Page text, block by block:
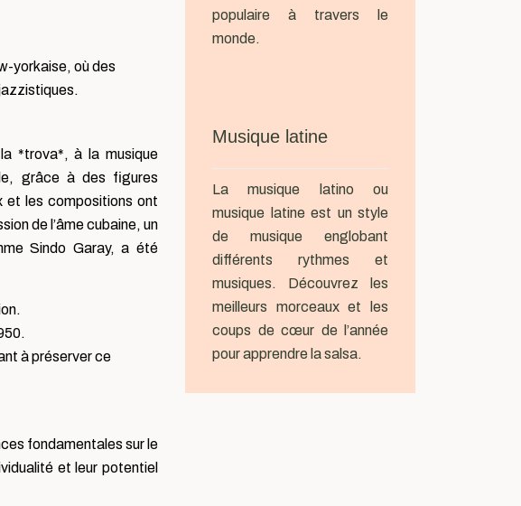
yorkaise, où des
*trova*, à la musique
grâce à des figures
et les compositions ont
de l’âme cubaine, un
Sindo Garay, a été
à préserver ce
fondamentales sur le
et leur potentiel
populaire à travers le
monde.
Musique latine
La musique latino ou
musique latine est un style
de musique englobant
différents rythmes et
musiques. Découvrez les
meilleurs morceaux et les
coups de cœur de l’année
pour apprendre la salsa.